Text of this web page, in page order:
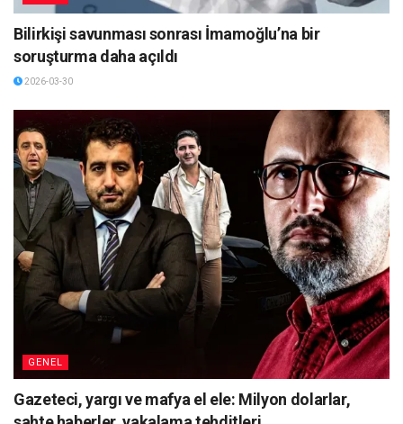
Bilirkişi savunması sonrası İmamoğlu’na bir
soruşturma daha açıldı
2026-03-30
GENEL
Gazeteci, yargı ve mafya el ele: Milyon dolarlar,